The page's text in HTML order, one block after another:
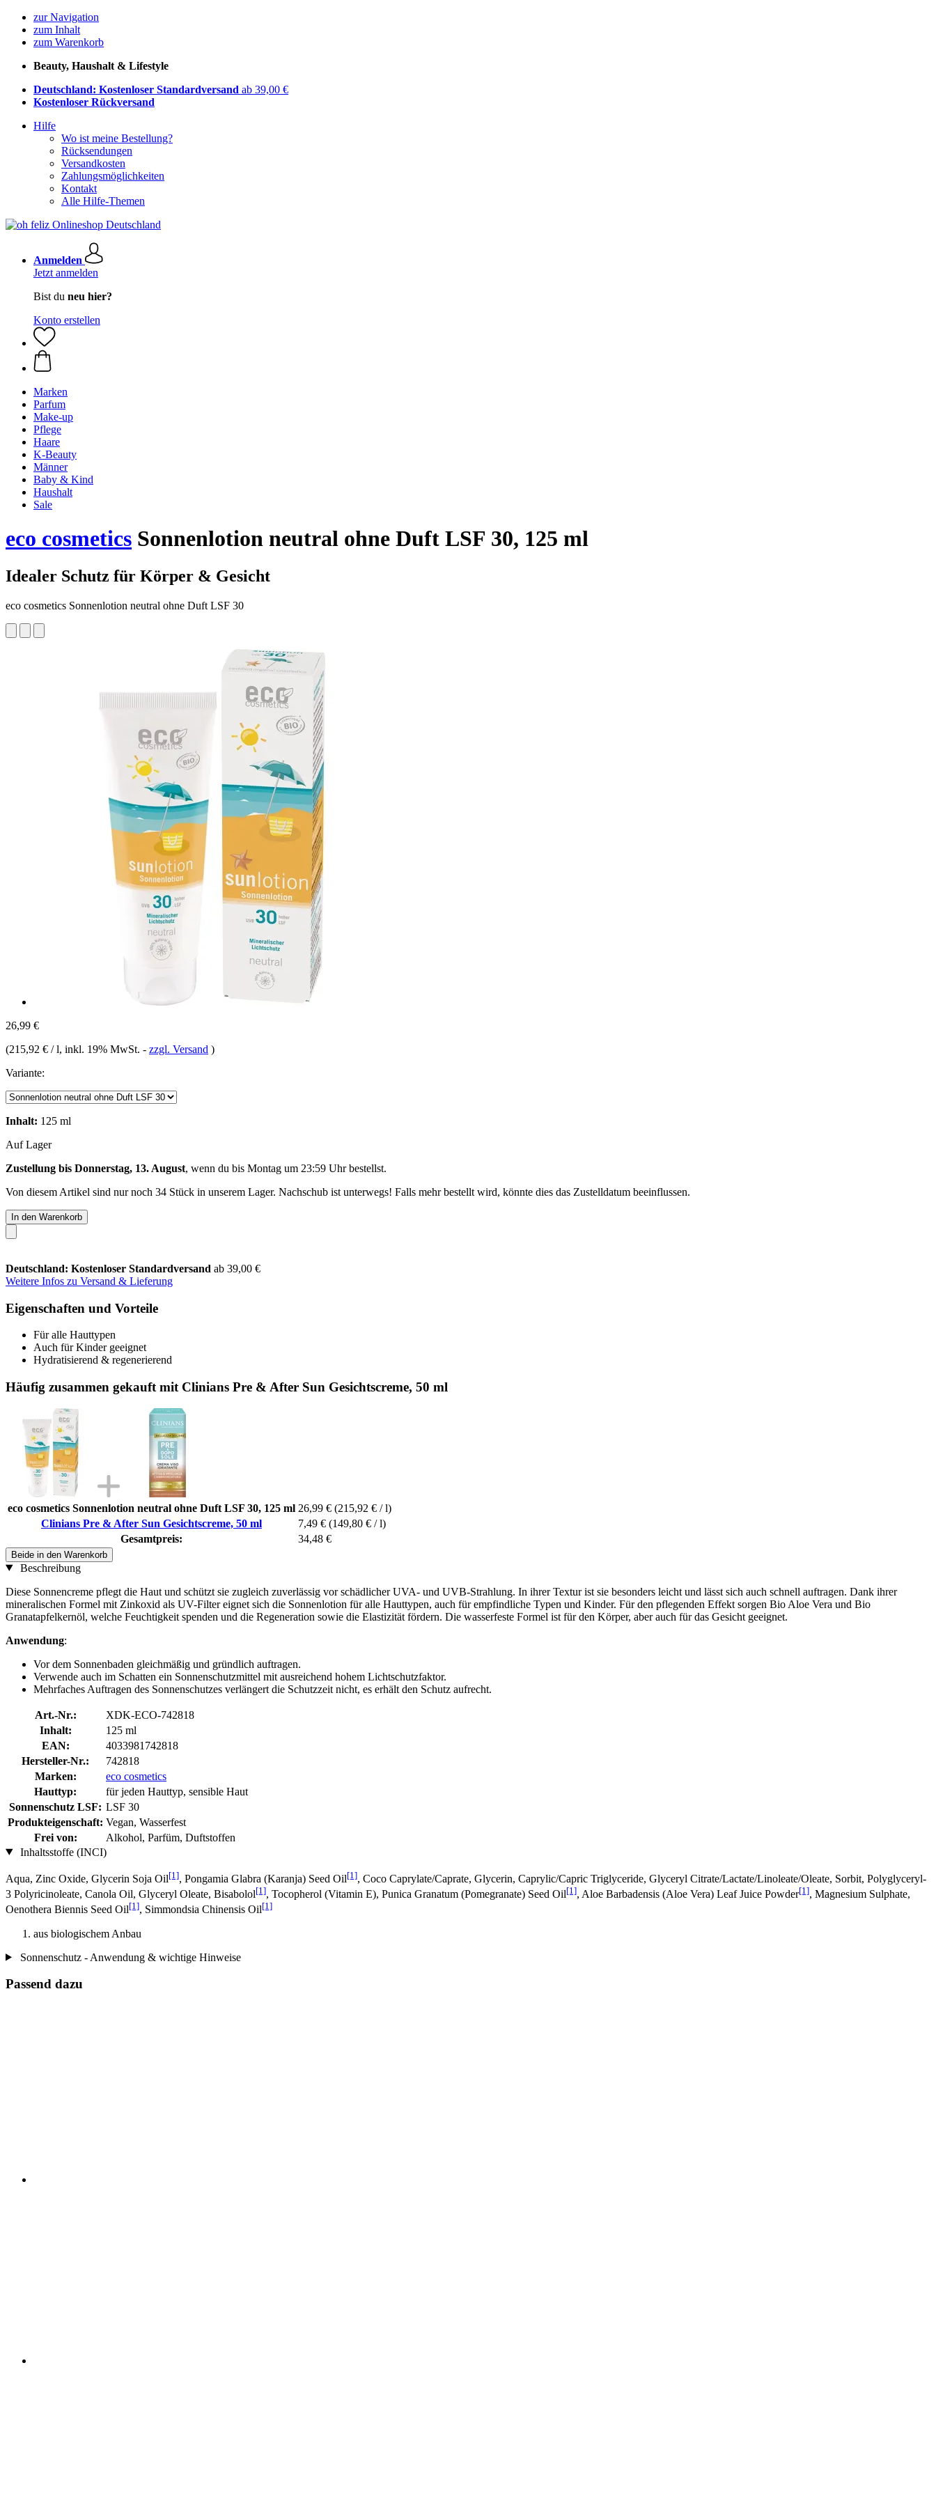
zur Navigation
zum Inhalt
zum Warenkorb
Beauty, Haushalt & Lifestyle
Deutschland: Kostenloser Standardversand ab 39,00 €
Kostenloser Rückversand
Hilfe
Wo ist meine Bestellung?
Rücksendungen
Versandkosten
Zahlungsmöglichkeiten
Kontakt
Alle Hilfe-Themen
Anmelden
Jetzt anmelden
Bist du neu hier?
Konto erstellen
Marken
Parfum
Make-up
Pflege
Haare
K-Beauty
Männer
Baby & Kind
Haushalt
Sale
eco cosmetics Sonnenlotion neutral ohne Duft LSF 30, 125 ml
Idealer Schutz für Körper & Gesicht
eco cosmetics Sonnenlotion neutral ohne Duft LSF 30
26,99 €
(215,92 € / l, inkl. 19% MwSt. - zzgl. Versand )
Variante:
Inhalt: 125 ml
Auf Lager
Zustellung bis Donnerstag, 13. August, wenn du bis Montag um 23:59 Uhrbestellst.
Von diesem Artikel sind nur noch 34 Stück in unserem Lager. Nachschub ist unterwegs! Falls mehr bestellt wird, könnte dies das Zustelldatum beeinflussen.
In den Warenkorb
Deutschland: Kostenloser Standardversand ab 39,00 €
Weitere Infos zu Versand & Lieferung
Eigenschaften und Vorteile
Für alle Hauttypen
Auch für Kinder geeignet
Hydratisierend & regenerierend
Häufig zusammen gekauft mit Clinians Pre & After Sun Gesichtscreme, 50 ml
eco cosmetics Sonnenlotion neutral ohne Duft LSF 30, 125 ml 26,99 € (215,92 € / l)
Clinians Pre & After Sun Gesichtscreme, 50 ml
7,49 € (149,80 € / l)
Gesamtpreis:
34,48 €
Beide in den Warenkorb
Beschreibung
Diese Sonnencreme pflegt die Haut und schützt sie zugleich zuverlässig vor schädlicher UVA- und UVB-Strahlung. In ihrer Textur ist sie besonders leicht und lässt sich auch schnell auftragen. Dank ihrer
mineralischen Formel mit Zinkoxid als UV-Filter eignet sich die Sonnenlotion für alle Hauttypen, auch für empfindliche Typen und Kinder. Für den pflegenden Effekt sorgen Bio Aloe Vera und Bio
Granatapfelkernöl, welche Feuchtigkeit spenden und die Regeneration sowie die Elastizität fördern. Die wasserfeste Formel ist für den Körper, aber auch für das Gesicht geeignet.
Anwendung:
Vor dem Sonnenbaden gleichmäßig und gründlich auftragen.
Verwende auch im Schatten ein Sonnenschutzmittel mit ausreichend hohem Lichtschutzfaktor.
Mehrfaches Auftragen des Sonnenschutzes verlängert die Schutzzeit nicht, es erhält den Schutz aufrecht.
Art.-Nr.:
XDK-ECO-742818
Inhalt:
125 ml
EAN:
4033981742818
Hersteller-Nr.:
742818
Marken:
eco cosmetics
Hauttyp:
für jeden Hauttyp, sensible Haut
Sonnenschutz LSF: LSF 30
Produkteigenschaft: Vegan, Wasserfest
Frei von:
Alkohol, Parfüm, Duftstoffen
Inhaltsstoffe (INCI)
Aqua, Zinc Oxide, Glycerin Soja Oil[1], Pongamia Glabra (Karanja) Seed Oil[1], Coco Caprylate/Caprate, Glycerin, Caprylic/Capric Triglyceride, Glyceryl Citrate/Lactate/Linoleate/Oleate, Sorbit, Polyglyceryl-
3 Polyricinoleate, Canola Oil, Glyceryl Oleate, Bisabolol[1], Tocopherol (Vitamin E), Punica Granatum (Pomegranate) Seed Oil[1], Aloe Barbadensis (Aloe Vera) Leaf Juice Powder[1], Magnesium Sulphate,
Oenothera Biennis Seed Oil[1], Simmondsia Chinensis Oil[1]
aus biologischem Anbau
Sonnenschutz - Anwendung & wichtige Hinweise
Passend dazu